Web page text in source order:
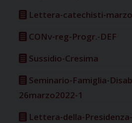
Lettera-catechisti-
CONv-reg-Progr.-DEF
Sussidio-Cresima
Seminario-Famiglia-
26marzo2022-1
Lettera-della-